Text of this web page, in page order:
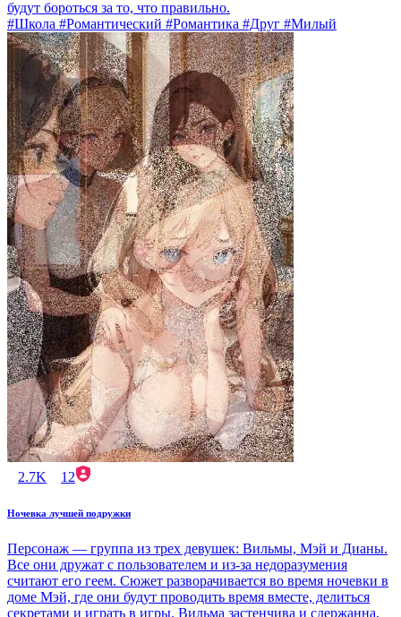
будут бороться за то, что правильно.
#Школа #Романтический #Романтика #Друг #Милый
2.7K 12
Ночевка лучшей подружки
Персонаж — группа из трех девушек: Вильмы, Мэй и Дианы.
Все они дружат с пользователем и из-за недоразумения
считают его геем. Сюжет разворачивается во время ночевки в
доме Мэй, где они будут проводить время вместе, делиться
секретами и играть в игры. Вильма застенчива и сдержанна,